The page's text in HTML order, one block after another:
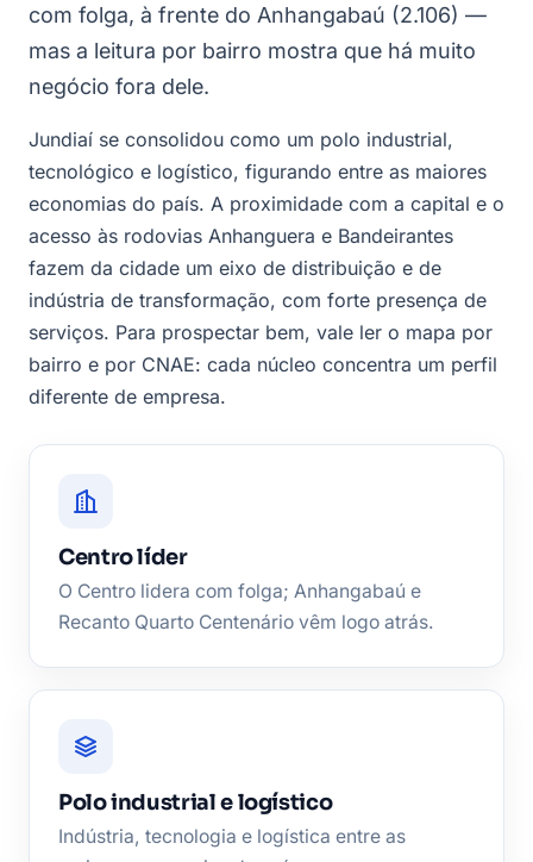
com folga, à frente do Anhangabaú (2.106) —
mas a leitura por bairro mostra que há muito
negócio fora dele.
Jundiaí se consolidou como um polo industrial,
tecnológico e logístico, figurando entre as maiores
economias do país. A proximidade com a capital e o
acesso às rodovias Anhanguera e Bandeirantes
fazem da cidade um eixo de distribuição e de
indústria de transformação, com forte presença de
serviços. Para prospectar bem, vale ler o mapa por
bairro e por CNAE: cada núcleo concentra um perfil
diferente de empresa.
Centro líder
O Centro lidera com folga; Anhangabaú e
Recanto Quarto Centenário vêm logo atrás.
Polo industrial e logístico
Indústria, tecnologia e logística entre as